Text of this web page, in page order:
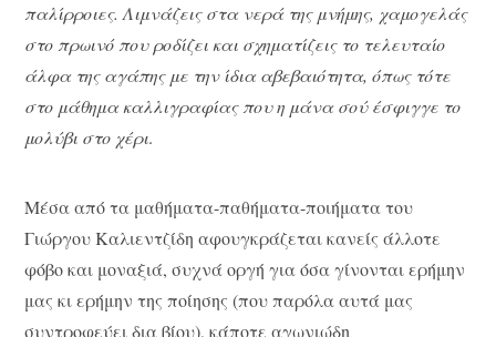
παλίρροιες. Λιμνάζεις στα νερά της μνήμης, χαμογελάς
στο πρωινό που ροδίζει και σχηματίζεις το τελευταίο
άλφα της αγάπης με την ίδια αβεβαιότητα, όπως τότε
στο μάθημα καλλιγραφίας που η μάνα σού έσφιγγε το
μολύβι στο χέρι.
Μέσα από τα μαθήματα-παθήματα-ποιήματα του
Γιώργου Καλιεντζίδη αφουγκράζεται κανείς άλλοτε
φόβο και μοναξιά, συχνά οργή για όσα γίνονται ερήμην
μας κι ερήμην της ποίησης (που παρόλα αυτά μας
συντροφεύει δια βίου), κάποτε αγωνιώδη